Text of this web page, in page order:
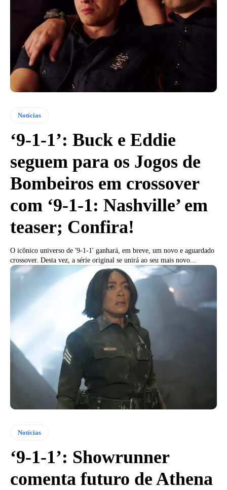
Notícias
‘9-1-1’: Buck e Eddie
seguem para os Jogos de
Bombeiros em crossover
com ‘9-1-1: Nashville’ em
teaser; Confira!
O icônico universo de '9-1-1' ganhará, em breve, um novo e aguardado
crossover. Desta vez, a série original se unirá ao seu mais novo...
Notícias
‘9-1-1’: Showrunner
comenta futuro de Athena